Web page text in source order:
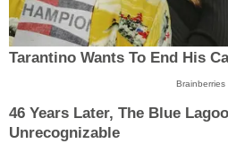
Tarantino Wants To End His
Brainberries
46 Years Later, The Blue
Unrecognizable